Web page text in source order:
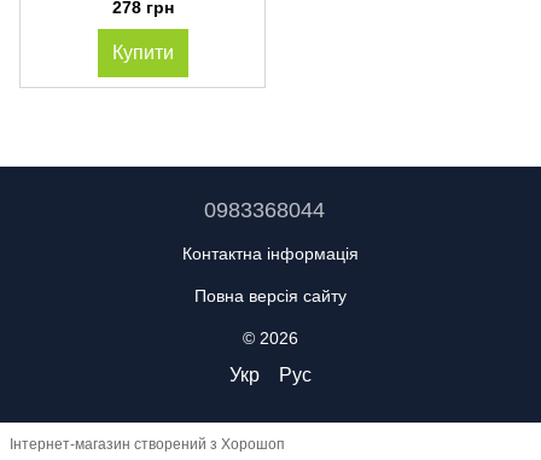
278 грн
Купити
0983368044
Контактна інформація
Повна версія сайту
© 2026
Укр Рус
Інтернет-магазин створений з Хорошоп